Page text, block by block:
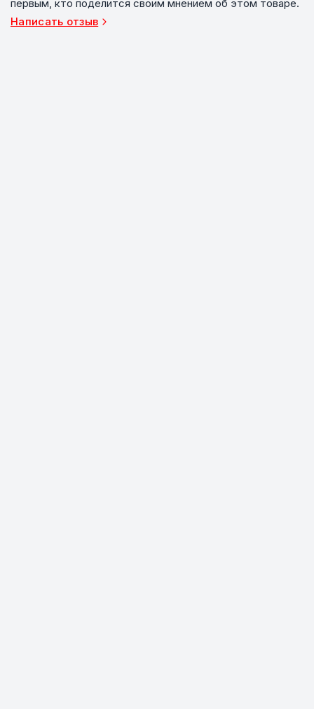
первым, кто поделится своим мнением об этом товаре.
Написать отзыв